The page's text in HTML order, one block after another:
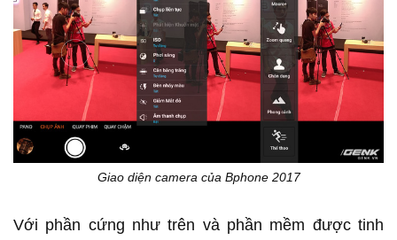
Giao diện camera của Bphone 2017
Với phần cứng như trên và phần mềm được tinh